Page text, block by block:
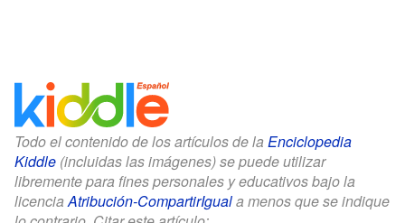
Todo el contenido de los artículos de la Enciclopedia
Kiddle (incluidas las imágenes) se puede utilizar
libremente para fines personales y educativos bajo la
licenciaAtribución-CompartirIguala menos que se indique